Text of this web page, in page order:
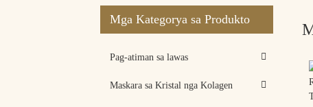
Mga Kategorya sa Produkto
Pag-atiman sa lawas
Maskara sa Kristal nga Kolagen